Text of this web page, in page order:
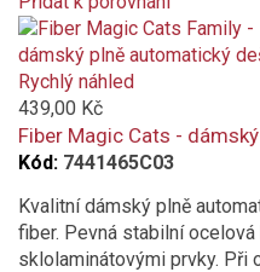
Product
is
added
to
compare
Rychlý náhled
439,00 Kč
Fiber Magic Cats -
Kód: 7441465C03
Kvalitní dámský plně
fiber. Pevná stabilní
sklolaminátovými prvky. Při